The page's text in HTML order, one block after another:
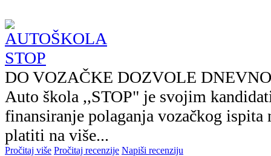
DO VOZAČKE DOZVOLE
Auto škola ,,STOP" je svojim
finansiranje polaganja vozačkog ispita
platiti na više...
Pročitaj više Pročitaj recenzije Napiši recenziju